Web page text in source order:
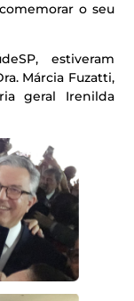
o seu
estiveram
Márcia Fuzatti,
geral Irenilda